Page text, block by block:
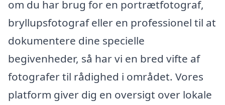
om du har brug for en portrætfotograf,
bryllupsfotograf eller en professionel til at
dokumentere dine specielle
begivenheder, så har vi en bred vifte af
fotografer til rådighed i området. Vores
platform giver dig en oversigt over lokale